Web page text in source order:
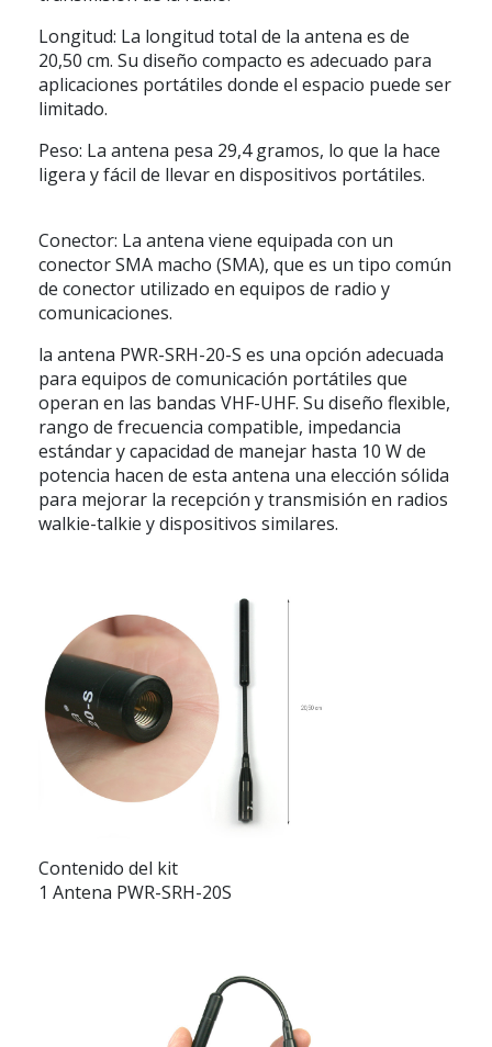
Longitud: La longitud total de la antena es de
20,50 cm. Su diseño compacto es adecuado para
aplicaciones portátiles donde el espacio puede ser
limitado.
Peso: La antena pesa 29,4 gramos, lo que la hace
ligera y fácil de llevar en dispositivos portátiles.
Conector: La antena viene equipada con un
conector SMA macho (SMA), que es un tipo común
de conector utilizado en equipos de radio y
comunicaciones.
la antena PWR-SRH-20-S es una opción adecuada
para equipos de comunicación portátiles que
operan en las bandas VHF-UHF. Su diseño flexible,
rango de frecuencia compatible, impedancia
estándar y capacidad de manejar hasta 10 W de
potencia hacen de esta antena una elección sólida
para mejorar la recepción y transmisión en radios
walkie-talkie y dispositivos similares.
Contenido del kit
1 Antena PWR-SRH-20S